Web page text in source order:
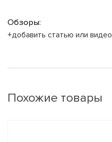
Обзоры:
+добавить статью или видео
Похожие товары